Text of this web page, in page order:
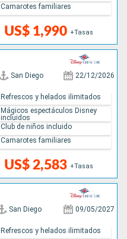
US$ 1,990 +Tasas
Camarotes familiares
San Diego 22/12/2026
US$ 2,583 +Tasas
Refrescos y helados ilimitados
Mágicos espectáculos Disney
incluidos
Club de niños incluido
Camarotes familiares
San Diego 09/05/2027
Refrescos y helados ilimitados